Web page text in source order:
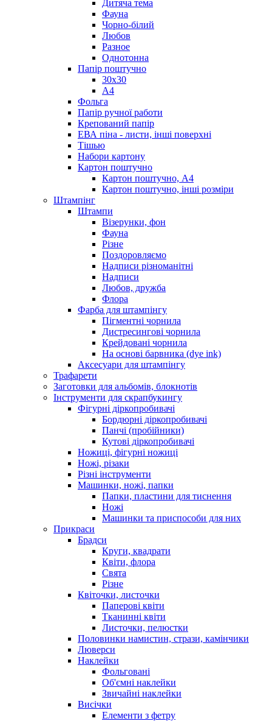
Дитяча тема
Фауна
Чорно-білий
Любов
Разное
Однотонна
Папір поштучно
30х30
А4
Фольга
Папір ручної работи
Крепований папір
ЕВА піна - листи, інші поверхні
Тішью
Набори картону
Картон поштучно
Картон поштучно, А4
Картон поштучно, інші розміри
Штампінг
Штампи
Візерунки, фон
Фауна
Різне
Поздоровляємо
Надписи різноманітні
Надписи
Любов, дружба
Флора
Фарба для штампінгу
Пігментні чорнила
Дистресингові чорнила
Крейдовані чорнила
На основі барвника (dye ink)
Аксесуари для штампінгу
Трафарети
Заготовки для альбомів, блокнотів
Інструменти для скрапбукингу
Фігурні діркопробивачі
Бордюрні діркопробивачі
Панчі (пробійники)
Кутові діркопробивачі
Ножиці, фігурні ножиці
Ножі, різаки
Різні інструменти
Машинки, ножі, папки
Папки, пластини для тиснення
Ножі
Машинки та приспособи для них
Прикраси
Брадси
Круги, квадрати
Квіти, флора
Свята
Різне
Квіточки, листочки
Паперові квіти
Тканинні квіти
Листочки, пелюстки
Половинки намистин, стрази, камінчики
Люверси
Наклейки
Фольговані
Об'ємні наклейки
Звичайні наклейки
Висічки
Елементи з фетру